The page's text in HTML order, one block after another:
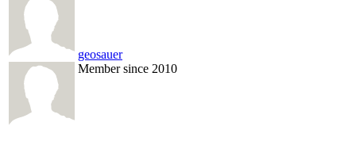
geosauer
Member since 2010